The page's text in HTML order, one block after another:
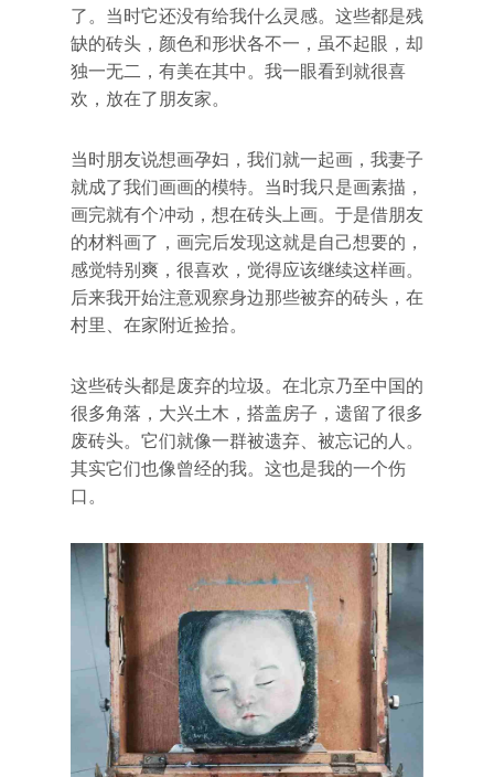
了。当时它还没有给我什么灵感。这些都是残
缺的砖头，颜色和形状各不一，虽不起眼，却
独一无二，有美在其中。我一眼看到就很喜
欢，放在了朋友家。
当时朋友说想画孕妇，我们就一起画，我妻子
就成了我们画画的模特。当时我只是画素描，
画完就有个冲动，想在砖头上画。于是借朋友
的材料画了，画完后发现这就是自己想要的，
感觉特别爽，很喜欢，觉得应该继续这样画。
后来我开始注意观察身边那些被弃的砖头，在
村里、在家附近捡拾。
这些砖头都是废弃的垃圾。在北京乃至中国的
很多角落，大兴土木，搭盖房子，遗留了很多
废砖头。它们就像一群被遗弃、被忘记的人。
其实它们也像曾经的我。这也是我的一个伤
口。